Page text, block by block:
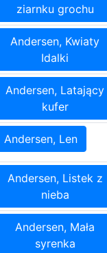
ziarnku grochu
Andersen, Kwiaty
Idalki
Andersen, Latający
kufer
Andersen, Len
Andersen, Listek z
nieba
Andersen, Mała
syrenka